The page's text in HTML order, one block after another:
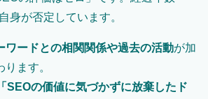
身が否定しています。
ワードとの相関関係や過去の活動が加
ます。
「SEOの価値に気づかずに放棄したド